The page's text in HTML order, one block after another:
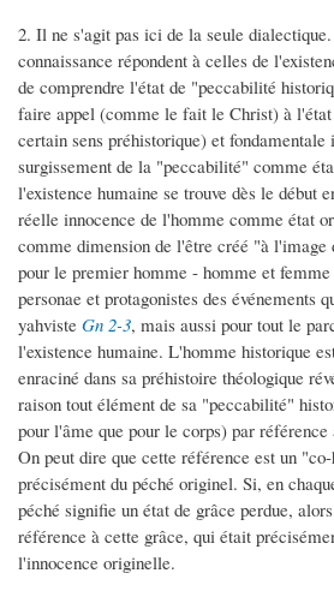
2. Il ne s'agit pas ici de la seule
connaissance répondent à celles de
de comprendre l'état de "peccabilité
faire appel (comme le fait le Christ) à
certain sens préhistorique) et fondamentale
surgissement de la "peccabilité" comme
l'existence humaine se trouve dès le début
réelle innocence de l'homme comme état
comme dimension de l'être créé "à
pour le premier homme - homme et
personae et protagonistes des événements
yahviste Gn 2-3, mais aussi pour tout le
l'existence humaine. L'homme historique
enraciné dans sa préhistoire théologique
raison tout élément de sa "peccabilité"
pour l'âme que pour le corps) par
On peut dire que cette référence est un
précisément du péché originel. Si, en
péché signifie un état de grâce perdue,
référence à cette grâce, qui était
l'innocence originelle.